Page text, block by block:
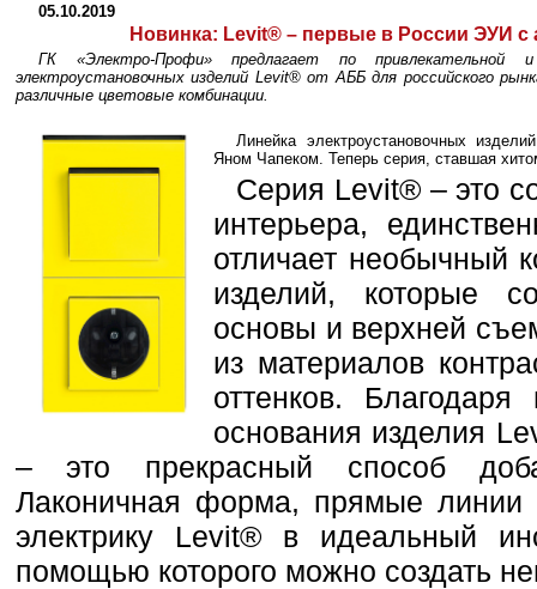
05.10.2019
Новинка: Levit® – первые в России ЭУИ
ГК «Электро-Профи» предлагает по привлекательной
электроустановочных изделий Levit® от АББ для российского
различные цветовые комбинации.
Линейка электроустановочных
Яном Чапеком. Теперь серия, ставшая
Серия Levit® – это
интерьера,
отличает необычный
изделий, которые
основы и верхней
из материалов
оттенков. Благодаря
основания изделия
– это прекрасный способ
Лаконичная форма, прямые линии
электрику Levit® в идеальный
помощью которого можно создать